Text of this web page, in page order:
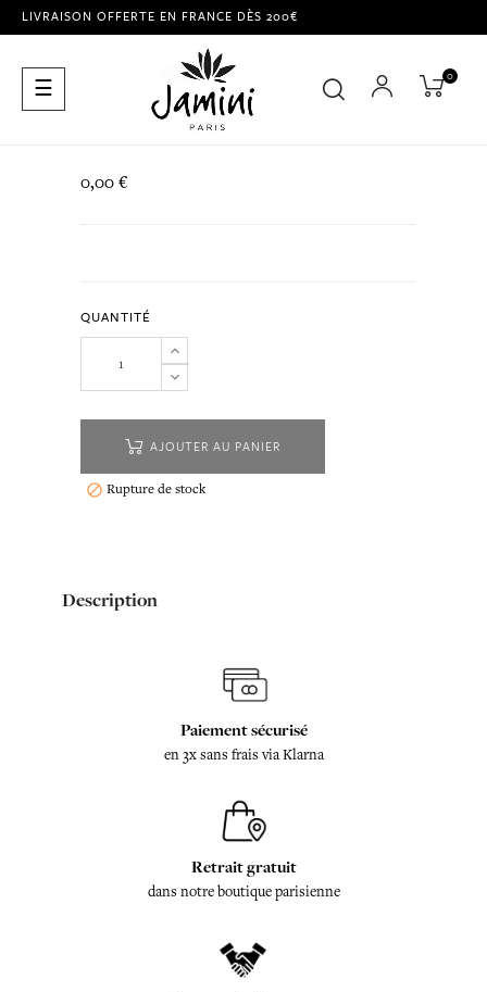
LIVRAISON OFFERTE EN FRANCE DÈS 200€
Basculer
la
☰ 0
0,00 €
QUANTITÉ
AJOUTER AU PANIER
 Rupture de stock
Description
Paiement sécurisé
en 3x sans frais via Klarna
Retrait gratuit
dans notre boutique parisienne